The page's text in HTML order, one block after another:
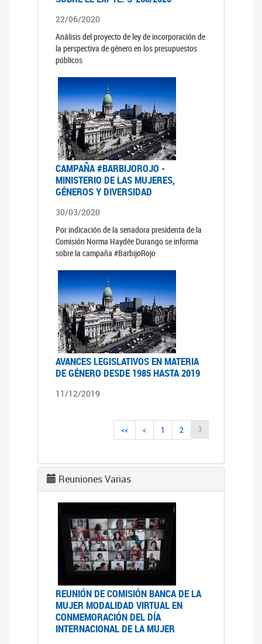
22/06/2020
Análisis del proyecto de ley de incorporación de
la perspectiva de género en los presupuestos
públicos
CAMPAÑA #BARBIJOROJO -
MINISTERIO DE LAS MUJERES,
GÉNEROS Y DIVERSIDAD
30/03/2020
Por indicación de la senadora presidenta de la
Comisión Norma Haydée Durango se informa
sobre la campaña #BarbijoRojo
AVANCES LEGISLATIVOS EN MATERIA
DE GÉNERO DESDE 1985 HASTA 2019
11/12/2019
<< < 1 2 3
Reuniones Varias
REUNIÓN DE COMISIÓN BANCA DE LA
MUJER MODALIDAD VIRTUAL EN
CONMEMORACIÓN DEL DÍA
INTERNACIONAL DE LA MUJER